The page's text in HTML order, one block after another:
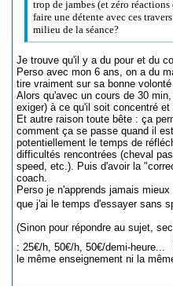
trop de jambes (et zéro
faire une détente avec ces
milieu de la séance?
Je trouve qu'il y a du pour et du
Perso avec mon 6 ans, on a du
tire vraiment sur sa bonne
Alors qu'avec un cours de 30
exiger) à ce qu'il soit concentré
Et autre raison toute bête : ça
comment ça se passe quand il
potentiellement le temps de
difficultés rencontrées (cheval
speed, etc.). Puis d'avoir la
coach.
Perso je n'apprends jamais
que j'ai le temps d'essayer sans
(Sinon pour répondre au sujet,
: 25€/h, 50€/h, 50€/demi-heure...
le même enseignement ni la